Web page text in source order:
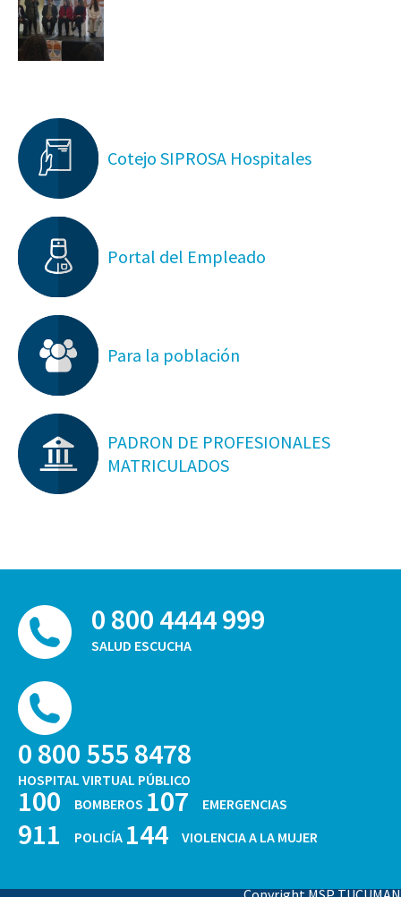
Cotejo SIPROSA Hospitales
Portal del Empleado
Para la población
PADRON DE PROFESIONALES
MATRICULADOS
0 800 4444 999
SALUD ESCUCHA
0 800 555 8478
HOSPITAL VIRTUAL PÚBLICO
100 BOMBEROS 107 EMERGENCIAS
911 POLICÍA 144 VIOLENCIA A LA MUJER